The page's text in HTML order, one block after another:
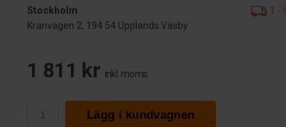
Stockholm
1 -
Kranvägen 2, 194 54 Upplands Väsby
1 811 kr inkl. moms
Lägg i kundvagnen